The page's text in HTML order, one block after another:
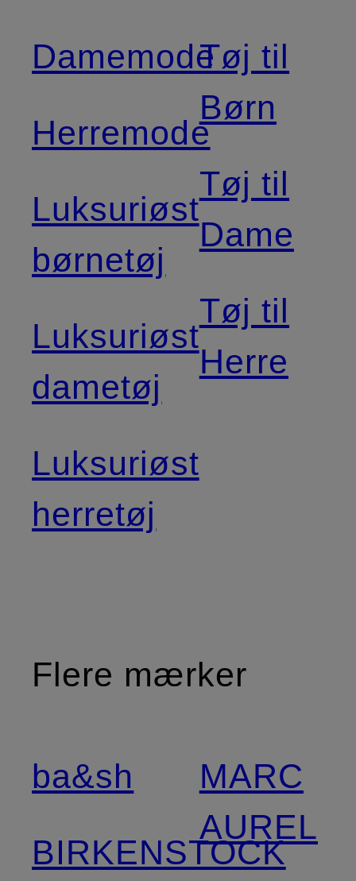
Damemode
Herremode
Luksuriøst
børnetøj
Luksuriøst
dametøj
Luksuriøst
herretøj
Tøj til
Børn
Tøj til
Dame
Tøj til
Herre
Flere mærker
ba&sh
BIRKENSTOCK
MARC
AUREL